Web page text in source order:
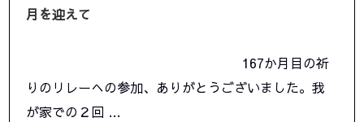
月を迎えて
167か月目の祈
りのリレーへの参加、ありがとうございました。我
が家での２回 …